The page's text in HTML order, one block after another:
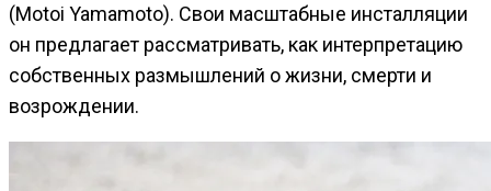
(Motoi Yamamoto). Свои масштабные инсталляции
он предлагает рассматривать, как интерпретацию
собственных размышлений о жизни, смерти и
возрождении.